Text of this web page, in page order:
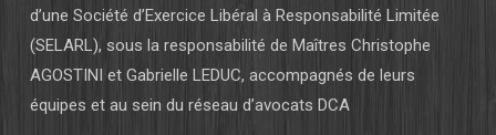
d’une Société d’Exercice Libéral à Responsabilité Limitée
(SELARL), sous la responsabilité de Maîtres Christophe
AGOSTINI et Gabrielle LEDUC, accompagnés de leurs
équipes et au sein du réseau d’avocats DCA